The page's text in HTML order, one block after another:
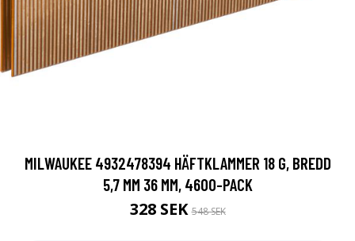
MILWAUKEE 4932478394 HÄFTKLAMMER 18 G, BREDD
5,7 MM 36 MM, 4600-PACK
328 SEK548 SEK